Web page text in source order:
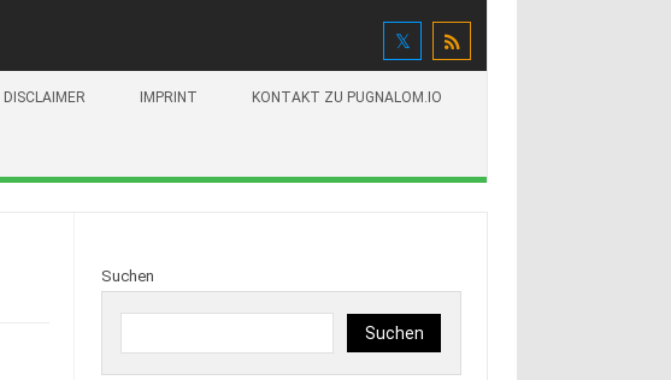
DISCLAIMER IMPRINT KONTAKT ZU PUGNALOM.IO
Suchen
Suchen